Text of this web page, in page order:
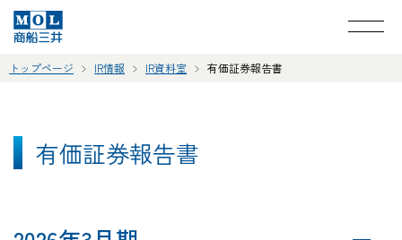
トップページ IR情報 IR資料室 有価証券報告書
有価証券報告書